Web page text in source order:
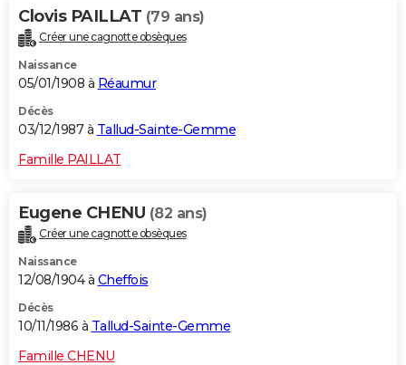
Clovis PAILLAT (79 ans)
Créer une cagnotte obsèques
Naissance
05/01/1908 à Réaumur
Décès
03/12/1987 à Tallud-Sainte-Gemme
Famille PAILLAT
Eugene CHENU (82 ans)
Créer une cagnotte obsèques
Naissance
12/08/1904 à Cheffois
Décès
10/11/1986 à Tallud-Sainte-Gemme
Famille CHENU